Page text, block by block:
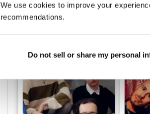
We use cookies to improve your
recommendations.
Do not sell or share my personal
EDIZIONI INDIETRO